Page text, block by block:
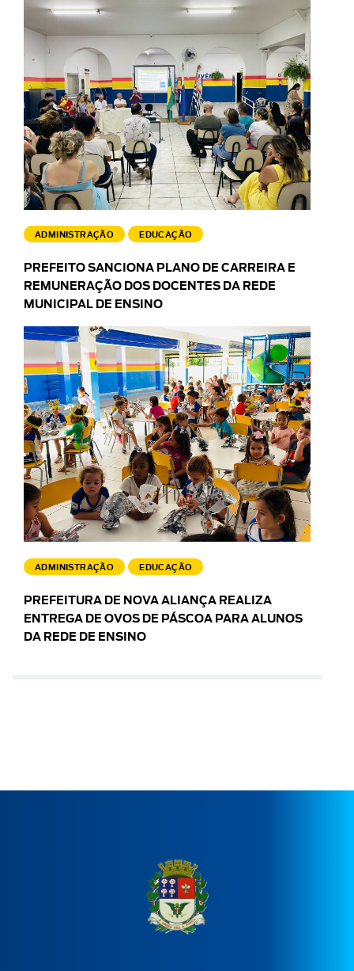
ADMINISTRAÇÃO EDUCAÇÃO
PREFEITO SANCIONA PLANO DE CARREIRA E
REMUNERAÇÃO DOS DOCENTES DA REDE
MUNICIPAL DE ENSINO
ADMINISTRAÇÃO EDUCAÇÃO
PREFEITURA DE NOVA ALIANÇA REALIZA
ENTREGA DE OVOS DE PÁSCOA PARA ALUNOS
DA REDE DE ENSINO